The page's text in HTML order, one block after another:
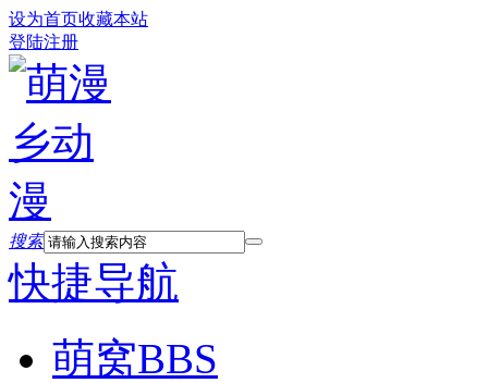
设为首页收藏本站
登陆注册
搜索
快捷导航
萌窝BBS